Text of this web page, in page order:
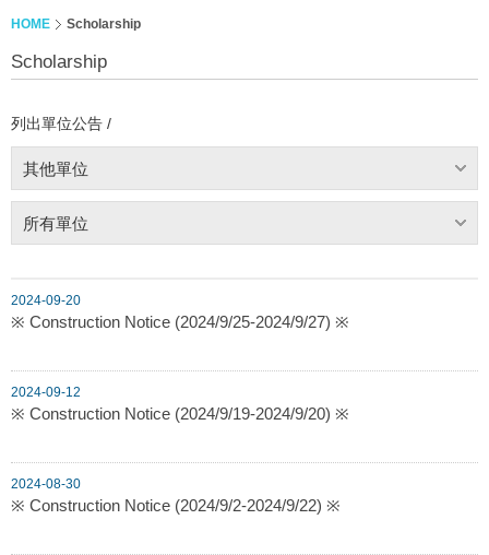
HOME Scholarship
Scholarship
列出單位公告 /
其他單位
所有單位
2024-09-20
※ Construction Notice (2024/9/25-2024/9/27) ※
2024-09-12
※ Construction Notice (2024/9/19-2024/9/20) ※
2024-08-30
※ Construction Notice (2024/9/2-2024/9/22) ※